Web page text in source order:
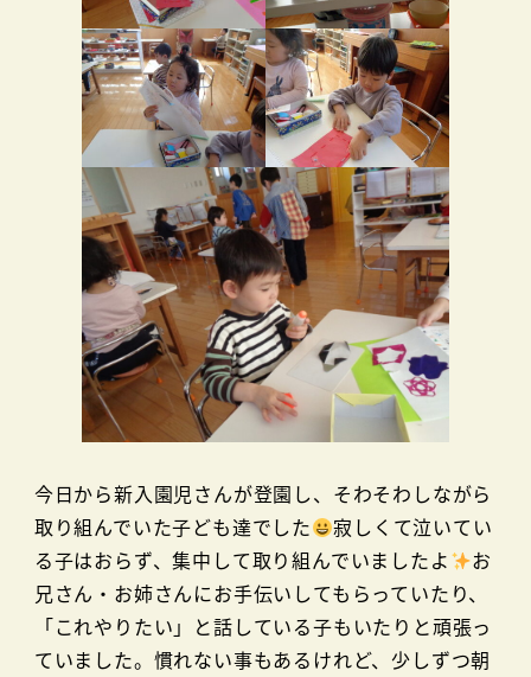
今日から新入園児さんが登園し、そわそわしながら
取り組んでいた子ども達でした
寂しくて泣いてい
る子はおらず、集中して取り組んでいましたよ
お
兄さん・お姉さんにお手伝いしてもらっていたり、
「これやりたい」と話している子もいたりと頑張っ
ていました。慣れない事もあるけれど、少しずつ朝